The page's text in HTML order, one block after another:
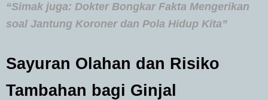
“Simak juga: Dokter Bongkar Fakta Mengerikan
soal Jantung Koroner dan Pola Hidup Kita”
Sayuran Olahan dan Risiko
Tambahan bagi Ginjal